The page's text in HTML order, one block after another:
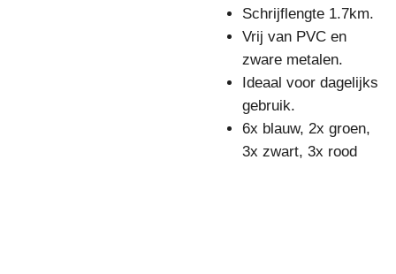
Schrijflengte 1.7km.
Vrij van PVC en
zware metalen.
Ideaal voor dagelijks
gebruik.
6x blauw, 2x groen,
3x zwart, 3x rood